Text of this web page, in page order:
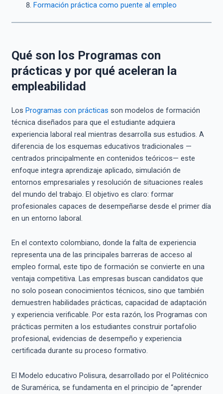
Formación práctica como puente al empleo
Qué son los Programas con
prácticas y por qué aceleran la
empleabilidad
Los Programas con prácticas son modelos de formación
técnica diseñados para que el estudiante adquiera
experiencia laboral real mientras desarrolla sus estudios. A
diferencia de los esquemas educativos tradicionales —
centrados principalmente en contenidos teóricos— este
enfoque integra aprendizaje aplicado, simulación de
entornos empresariales y resolución de situaciones reales
del mundo del trabajo. El objetivo es claro: formar
profesionales capaces de desempeñarse desde el primer día
en un entorno laboral.
En el contexto colombiano, donde la falta de experiencia
representa una de las principales barreras de acceso al
empleo formal, este tipo de formación se convierte en una
ventaja competitiva. Las empresas buscan candidatos que
no solo posean conocimientos técnicos, sino que también
demuestren habilidades prácticas, capacidad de adaptación
y experiencia verificable. Por esta razón, los Programas con
prácticas permiten a los estudiantes construir portafolio
profesional, evidencias de desempeño y experiencia
certificada durante su proceso formativo.
El Modelo educativo Polisura, desarrollado por el Politécnico
de Suramérica, se fundamenta en el principio de “aprender